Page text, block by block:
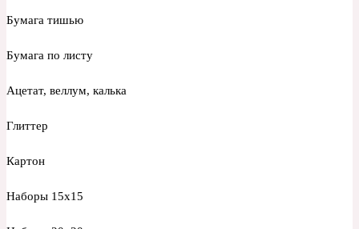
Бумага тишью
Бумага по листу
Ацетат, веллум, калька
Глиттер
Картон
Наборы 15х15